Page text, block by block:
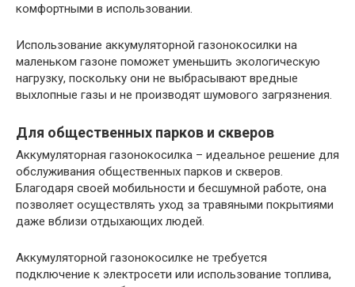
комфортными в использовании.
Использование аккумуляторной газонокосилки на
маленьком газоне поможет уменьшить экологическую
нагрузку, поскольку они не выбрасывают вредные
выхлопные газы и не производят шумового загрязнения.
Для общественных парков и скверов
Аккумуляторная газонокосилка – идеальное решение для
обслуживания общественных парков и скверов.
Благодаря своей мобильности и бесшумной работе, она
позволяет осуществлять уход за травяными покрытиями
даже вблизи отдыхающих людей.
Аккумуляторной газонокосилке не требуется
подключение к электросети или использование топлива,